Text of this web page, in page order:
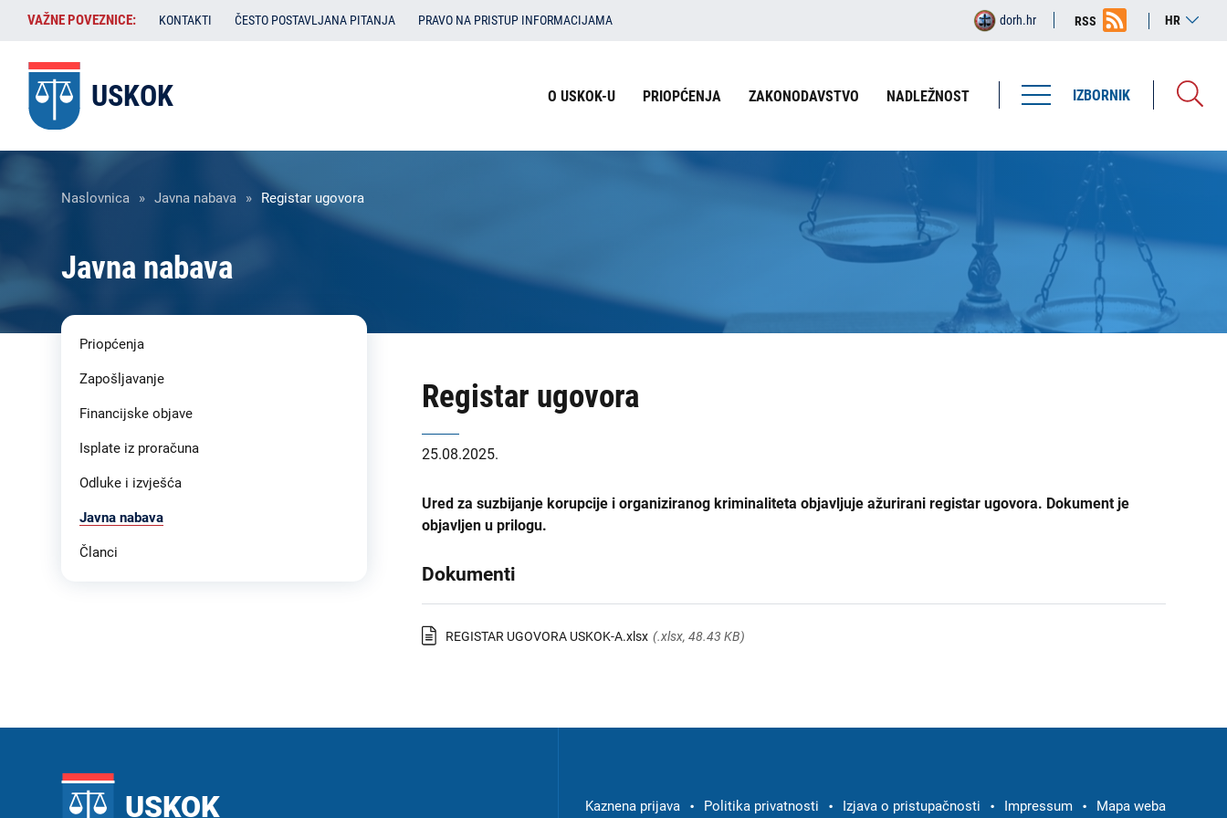
Skoči
sadržaj
VAŽNE
POVEZNICE:
VAŽNE POVEZNICE: KONTAKTI ČESTO POSTAVLJANA PITANJA PRAVO NA PRISTUP INFORMACIJAMA HR
RSS
dorh.hr
IZBORNIK
USKOK
zaglavlju
O USKOK-U PRIOPĆENJA ZAKONODAVSTVO NADLEŽNOST
Breadcrumb
Naslovnica Javna nabava Registar ugovora
Javna nabava
Registar ugovora
25.08.2025.
Ured za suzbijanje korupcije i organiziranog kriminaliteta objavljuje ažurirani registar ugovora. Dokument je
objavljen u prilogu.
Dokumenti
REGISTAR UGOVORA USKOK-A.xlsx (.xlsx, 48.43 KB)
Liste
-
Priopćenja
Zapošljavanje
Financijske objave
Isplate iz proračuna
Odluke i izvješća
Javna nabava
Članci
USKOK Kaznena prijava Politika privatnosti Izjava o pristupačnosti Impressum Mapa weba